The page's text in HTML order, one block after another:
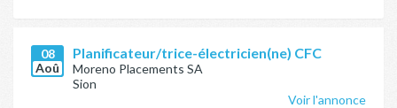
08
Aoû
Planificateur/trice-électricien(ne) CFC
Moreno Placements SA
Sion
Voir l'annonce